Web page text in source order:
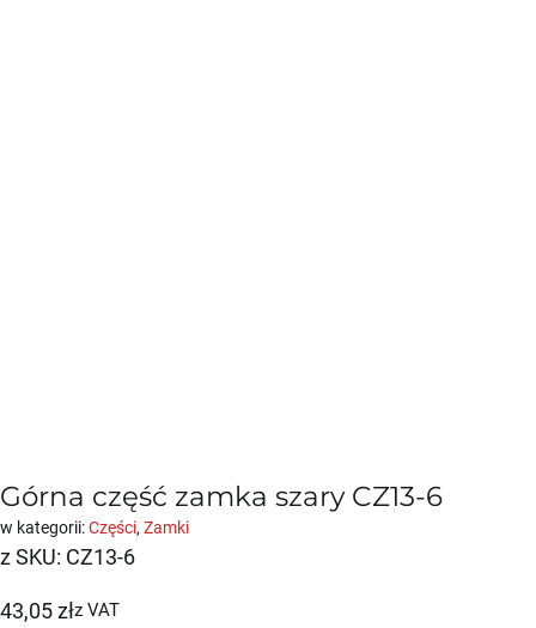
Górna część zamka szary CZ13-6
w kategorii:Części, Zamki
z SKU: CZ13-6
43,05złz VAT